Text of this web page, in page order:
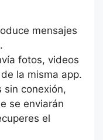
mensajes
fotos, videos
la misma app.
sin conexión,
se enviarán
el